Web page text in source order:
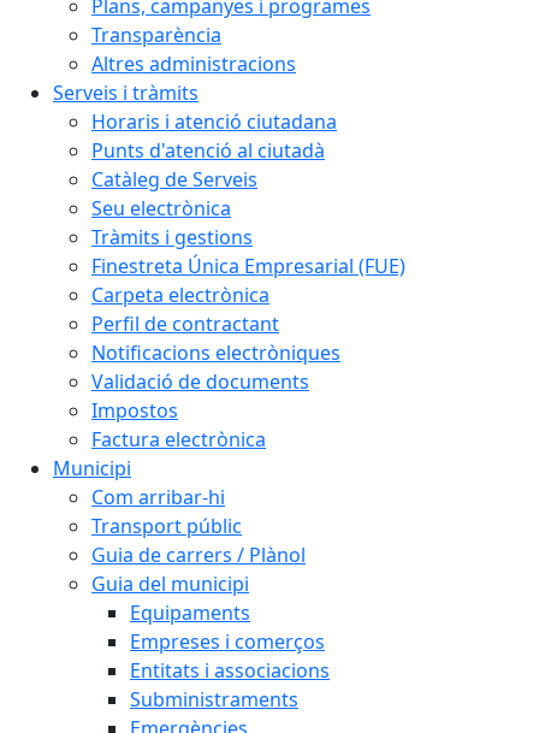
Plans, campanyes i programes
Transparència
Altres administracions
Serveis i tràmits
Horaris i atenció ciutadana
Punts d'atenció al ciutadà
Catàleg de Serveis
Seu electrònica
Tràmits i gestions
Finestreta Única Empresarial (FUE)
Carpeta electrònica
Perfil de contractant
Notificacions electròniques
Validació de documents
Impostos
Factura electrònica
Municipi
Com arribar-hi
Transport públic
Guia de carrers / Plànol
Guia del municipi
Equipaments
Empreses i comerços
Entitats i associacions
Subministraments